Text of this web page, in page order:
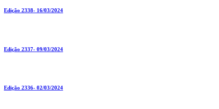
Edição 2338- 16/03/2024
Edição 2337- 09/03/2024
Edição 2336- 02/03/2024